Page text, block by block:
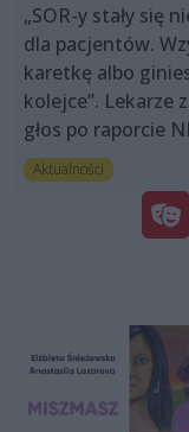
„SOR-y stały się
dla pacjentów.
karetkę albo
kolejce”. Lekarze
głos po raporcie
Aktualności